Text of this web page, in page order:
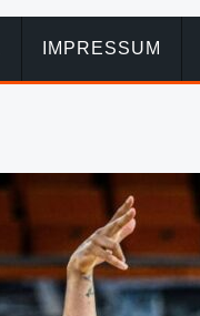
IMPRESSUM